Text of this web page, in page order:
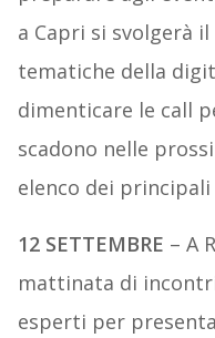
a Capri si svolgerà
tematiche della
dimenticare le call
scadono nelle
elenco dei
12 SETTEMBRE – A
mattinata di
esperti per